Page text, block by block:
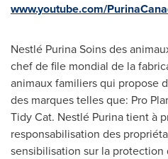
www.youtube.com/
Nestlé Purina Soins des
chef de file mondial de la
animaux familiers qui propose
des marques telles que: Pro
Tidy Cat. Nestlé Purina tient à
responsabilisation des
sensibilisation sur la protection